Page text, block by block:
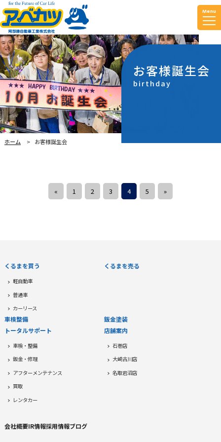
Menu
お客様誕生会
birthday
ホーム お客様誕生会
« 1 2 3 4 5 »
くるまを買う
軽自動車
普通車
カーリース
くるまを売る
車検整備
鈑金塗装
トータルサポート
車検・整備
鈑金・修理
アフターメンテナンス
買取
レンタカー
店舗案内
石巻店
大崎古川店
名取岩沼店
会社概要IR情報採用情報ブログ